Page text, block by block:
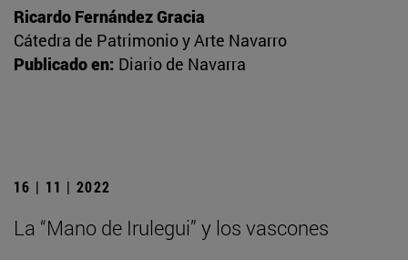
Ricardo Fernández Gracia
Cátedra de Patrimonio y Arte Navarro
Publicado en: Diario de Navarra
16 | 11 | 2022
La “Mano de Irulegui” y los vascones